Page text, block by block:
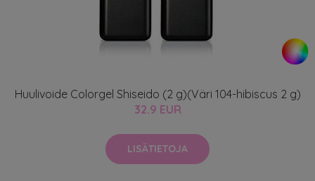
Huulivoide Colorgel Shiseido (2 g)(Väri 104-hibiscus 2 g)
32.9 EUR
LISÄTIETOJA